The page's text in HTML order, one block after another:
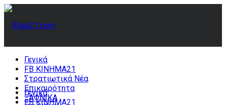
Γενικά
FB ΚΙΝΗΜΑ21
Στρατιωτικά Νέα
Επικαιρότητα
ΞΑΦΝΙΚΑ
Γενικά
FB ΚΙΝΗΜΑ21